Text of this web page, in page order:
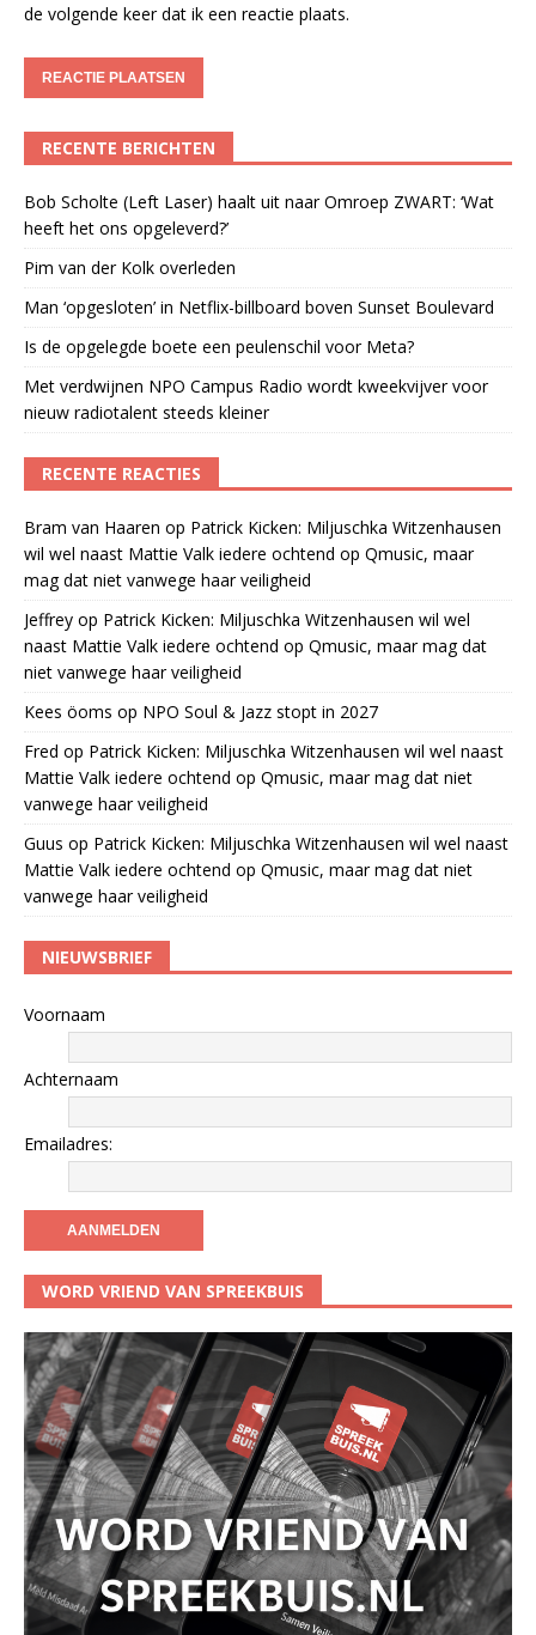
de volgende keer dat ik een reactie plaats.
RECENTE BERICHTEN
Bob Scholte (Left Laser) haalt uit naar Omroep ZWART: ‘Wat
heeft het ons opgeleverd?’
Pim van der Kolk overleden
Man ‘opgesloten’ in Netflix-billboard boven Sunset Boulevard
Is de opgelegde boete een peulenschil voor Meta?
Met verdwijnen NPO Campus Radio wordt kweekvijver voor
nieuw radiotalent steeds kleiner
RECENTE REACTIES
Bram van Haaren op Patrick Kicken: Miljuschka Witzenhausen
wil wel naast Mattie Valk iedere ochtend op Qmusic, maar
mag dat niet vanwege haar veiligheid
Jeffrey op Patrick Kicken: Miljuschka Witzenhausen wil wel
naast Mattie Valk iedere ochtend op Qmusic, maar mag dat
niet vanwege haar veiligheid
Kees öoms op NPO Soul & Jazz stopt in 2027
Fred op Patrick Kicken: Miljuschka Witzenhausen wil wel naast
Mattie Valk iedere ochtend op Qmusic, maar mag dat niet
vanwege haar veiligheid
Guus op Patrick Kicken: Miljuschka Witzenhausen wil wel naast
Mattie Valk iedere ochtend op Qmusic, maar mag dat niet
vanwege haar veiligheid
NIEUWSBRIEF
Voornaam
Achternaam
Emailadres:
WORD VRIEND VAN SPREEKBUIS